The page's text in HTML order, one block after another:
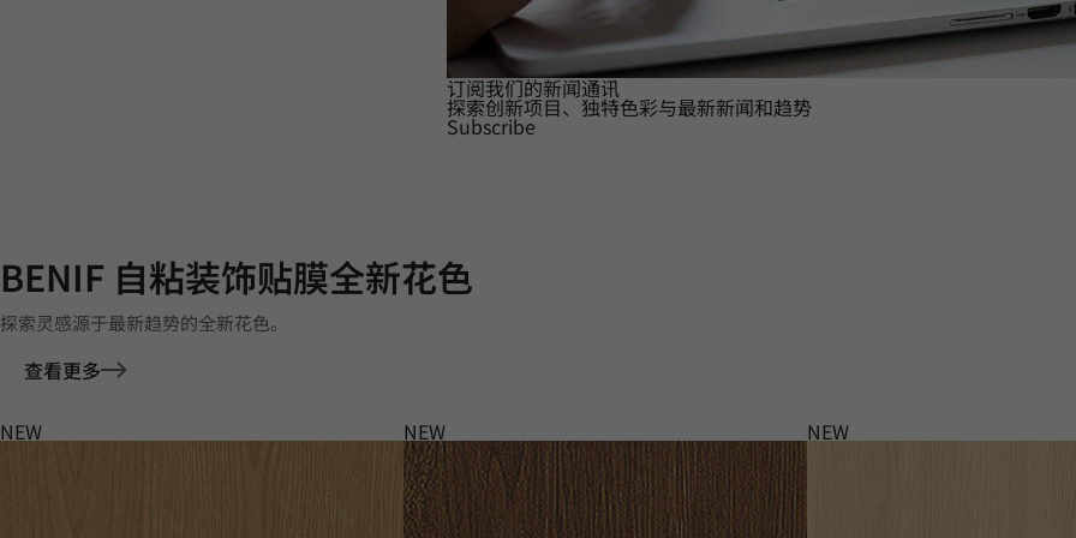
订阅我们的新闻通讯
探索创新项目、独特色彩与最新新闻和趋势
Subscribe
BENIF 自粘装饰贴膜全新花色
探索灵感源于最新趋势的全新花色。
查看更多
NEW NEW NEW